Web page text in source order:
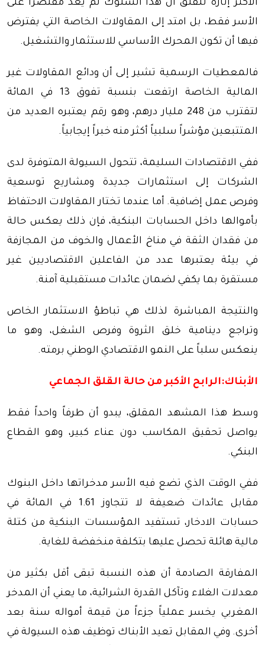
الأكثر إثارة للقلق أن هذا السلوك لم يعد مقتصراً على
الأسر فقط، بل امتد إلى المقاولات الخاصة التي يفترض
فيها أن تكون المحرك الأساسي للاستثمار والتشغيل.
فالمعطيات الرسمية تشير إلى أن ودائع المقاولات غير
المالية الخاصة ارتفعت بنسبة تفوق 13 في المائة
لتقترب من 248 مليار درهم، وهو رقم يعتبره العديد من
المتتبعين مؤشراً سلبياً أكثر منه خبراً إيجابياً.
ففي الاقتصادات السليمة، تتحول السيولة المتوفرة لدى
الشركات إلى استثمارات جديدة ومشاريع توسعية
وفرص عمل إضافية. أما عندما تختار المقاولات الاحتفاظ
بأموالها داخل الحسابات البنكية، فإن ذلك يعكس حالة
من فقدان الثقة في مناخ الأعمال والخوف من المجازفة
في بيئة يعتبرها عدد من الفاعلين الاقتصاديين غير
مستقرة بما يكفي لضمان عائدات مستقبلية آمنة.
والنتيجة المباشرة لذلك هي تباطؤ الاستثمار الخاص
وتراجع دينامية خلق الثروة وفرص الشغل، وهو ما
ينعكس سلباً على النمو الاقتصادي الوطني برمته.
الأبناك:الرابح الأكبر من حالة القلق الجماعي
وسط هذا المشهد المقلق، يبدو أن طرفاً واحداً فقط
يواصل تحقيق المكاسب دون عناء كبير، وهو القطاع
البنكي.
ففي الوقت الذي تضع فيه الأسر مدخراتها داخل البنوك
مقابل عائدات ضعيفة لا تتجاوز 1.61 في المائة في
حسابات الادخار، تستفيد المؤسسات البنكية من كتلة
مالية هائلة تحصل عليها بتكلفة منخفضة للغاية.
المفارقة الصادمة أن هذه النسبة تبقى أقل بكثير من
معدلات الغلاء وتآكل القدرة الشرائية، ما يعني أن المدخر
المغربي يخسر عملياً جزءاً من قيمة أمواله سنة بعد
أخرى. وفي المقابل تعيد الأبناك توظيف هذه السيولة في